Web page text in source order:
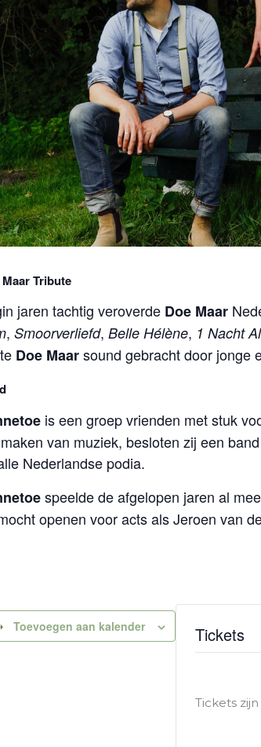
Maar Tribute
jaren tachtig veroverde Doe Maar
,Smoorverliefd,Belle Hélène, 1 Nacht
Doe Maarsound gebracht door jonge
is een groep vrienden met stuk
van muziek, besloten zij een
Nederlandse podia.
speelde de afgelopen jaren al
openen voor acts als Jeroen van
Toevoegen aan kalender Tickets
Tickets